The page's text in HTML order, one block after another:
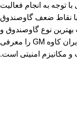
توجه به انجام فعالیت
با نقاط ضعف گاوصندوق
نوع گاوصندوق و
رفع نقاط ضعف آن کرده و برند گاوصندوق ایران کاوه GM را معرفی
و مکانیزم امنیتی است.